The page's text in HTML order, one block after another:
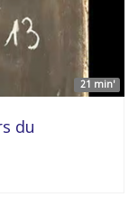
21 min'
du